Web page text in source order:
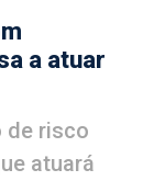
a atuar
de risco
atuará